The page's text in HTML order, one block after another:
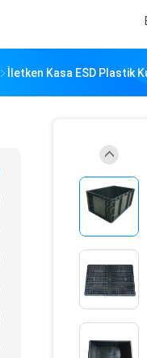
İletken Kasa ESD Plastik